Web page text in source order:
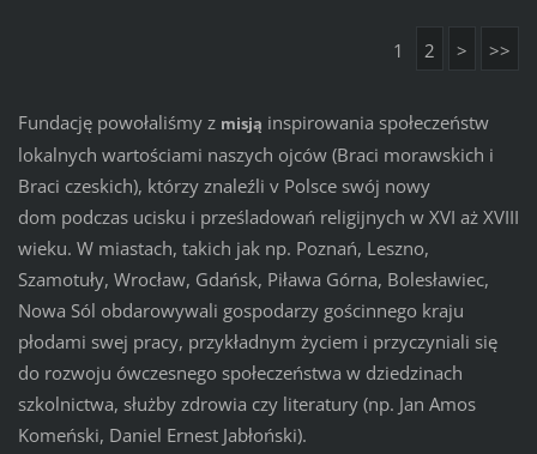
1 2 > >>
Fundację powołaliśmy z misją inspirowania społeczeństw
lokalnych wartościami naszych ojców (Braci morawskich i
Braci czeskich), którzy znaleźli v Polsce swój nowy
dom podczas ucisku i prześladowań religijnych w XVI aż XVIII
wieku. W miastach, takich jak np. Poznań, Leszno,
Szamotuły, Wrocław, Gdańsk, Piława Górna, Bolesławiec,
Nowa Sól obdarowywali gospodarzy gościnnego kraju
płodami swej pracy, przykładnym życiem i przyczyniali się
do rozwoju ówczesnego społeczeństwa w dziedzinach
szkolnictwa, służby zdrowia czy literatury (np. Jan Amos
Komeński, Daniel Ernest Jabłoński).